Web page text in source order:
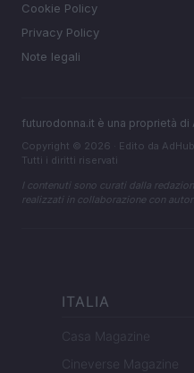
Cookie Policy
Privacy Policy
Note legali
futurodonna.it è una proprietà di
Copyright © 2026 · Edito da
Tutti i diritti riservati
I contenuti sono curati dalla
realizzati in collaborazione con
ITALIA
Casa Magazine
Cineverse Magazine